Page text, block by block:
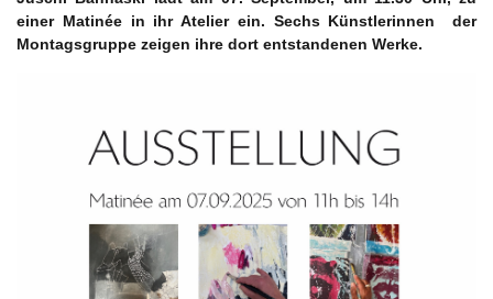
einer Matinée in ihr Atelier ein. Sechs Künstlerinnen der
Montagsgruppe zeigen ihre dort entstandenen Werke.